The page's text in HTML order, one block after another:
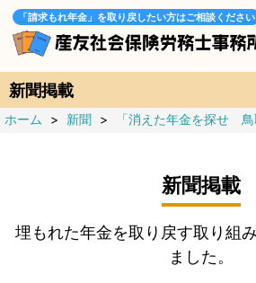
「請求もれ年金」を取り戻したい方はご相談ください
新聞掲載
ホーム > 新聞 > 「消えた年金を探せ
新聞掲載
埋もれた年金を取り戻す取り組
ました。